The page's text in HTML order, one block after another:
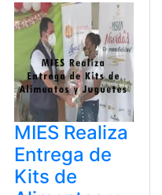
MIES Realiza
Entrega de
Kits de